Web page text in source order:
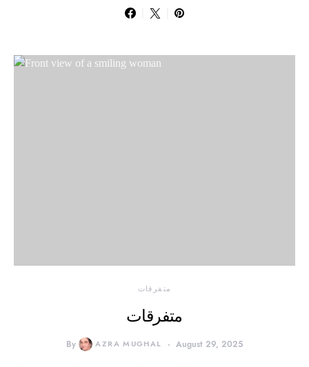
متفرقات
متفرقات
By AZRA MUGHAL August 29, 2025